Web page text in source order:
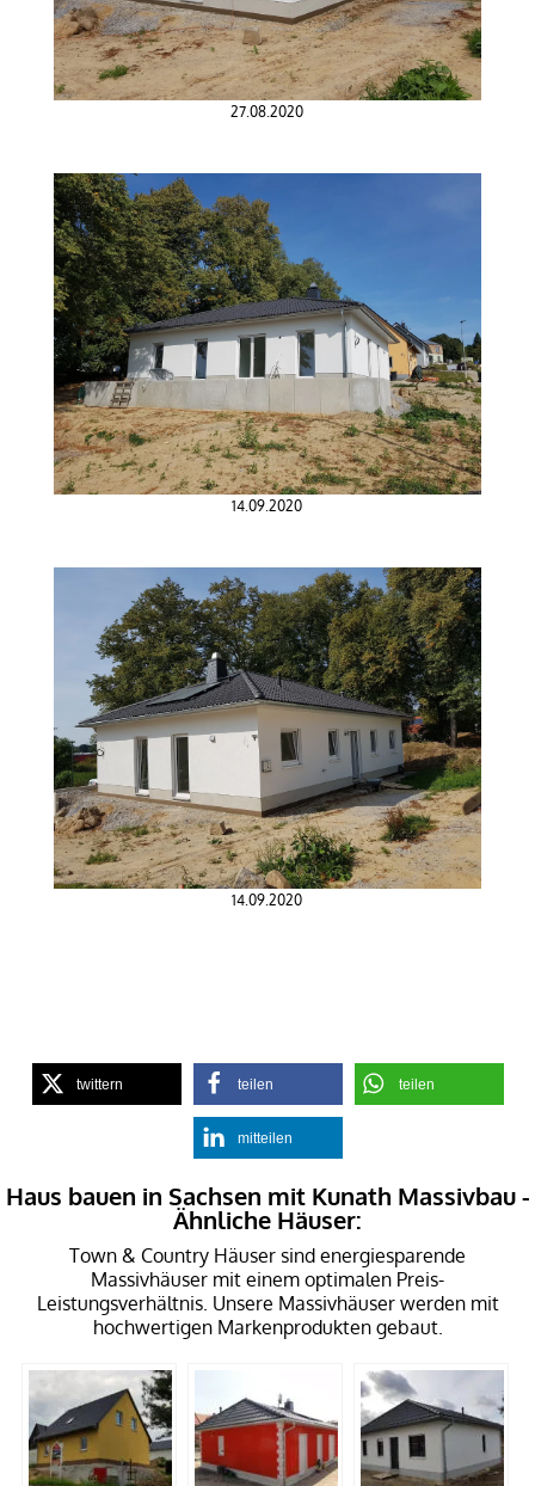
27.08.2020
14.09.2020
14.09.2020
twittern teilen teilen
mitteilen
Haus bauen in Sachsen mit Kunath Massivbau -
Ähnliche Häuser:
Town & Country Häuser sind energiesparende
Massivhäuser mit einem optimalen Preis-
Leistungsverhältnis. Unsere Massivhäuser werden mit
hochwertigen Markenprodukten gebaut.